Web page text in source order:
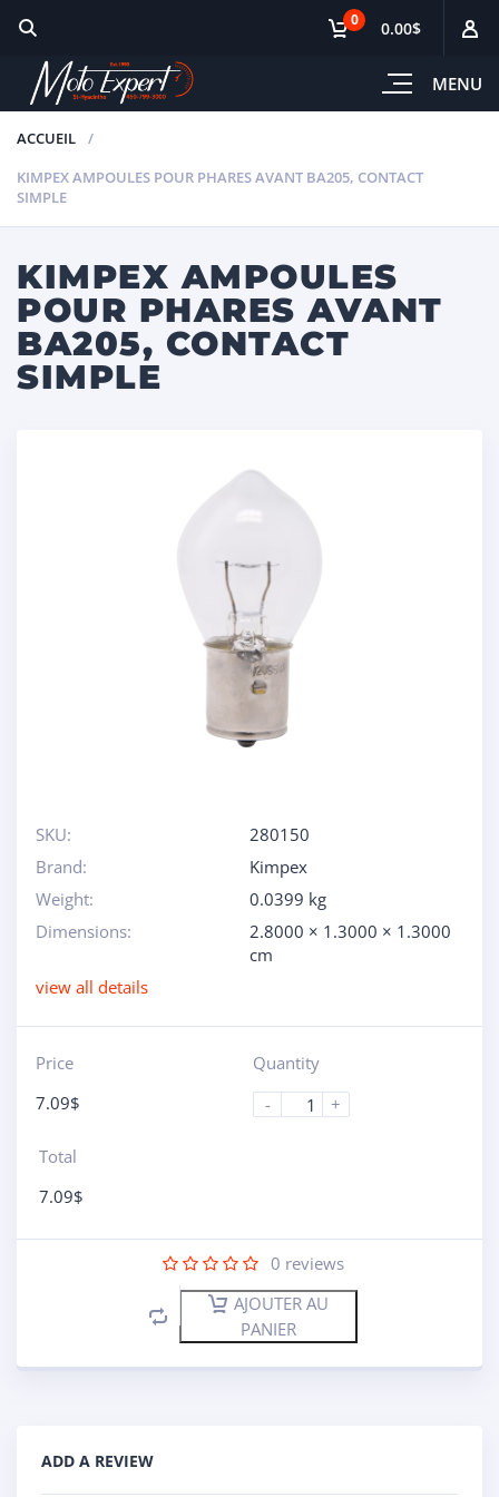
MENU
0 0.00$
ACCUEIL
KIMPEX AMPOULES POUR PHARES AVANT BA205, CONTACT
SIMPLE
KIMPEX AMPOULES
POUR PHARES AVANT
BA205, CONTACT
SIMPLE
SKU:
280150
Brand:
Kimpex
Weight:
0.0399 kg
Dimensions:
2.8000 × 1.3000 × 1.3000
cm
view all details
Price
7.09$
Quantity
-
+
Total
7.09$
0 reviews
AJOUTER AU
PANIER
ADD A REVIEW